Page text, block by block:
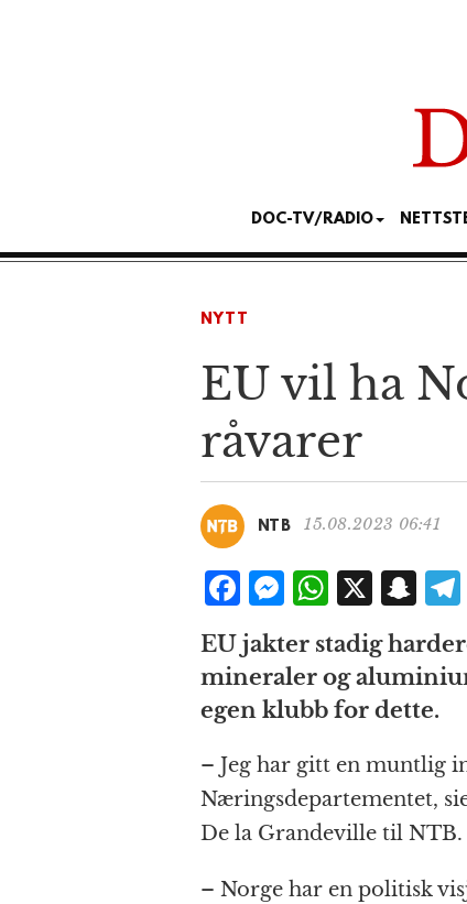
DOC-TV/RADIO
NYTT
EU vil ha
råvarer
NTB 15.08.2023 06:41
F
a
c
e
b
o
o
k
M
ss
e
n
g
e
r
W
h
at
s
A
p
p
X S
n
a
p
c
h
at
EU jakter stadig
mineraler og
egen klubb for dette.
– Jeg har gitt en muntlig
Næringsdepartementet,
De la Grandeville til NTB.
– Norge har en politisk